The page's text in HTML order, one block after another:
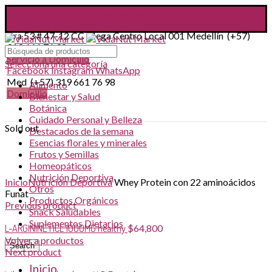
Cra 53 # 47-12 CC Mega Centro Local 001 Medellín (+57)
319 661 76 98
Servicio a Domicilio
FacebookInstagramWhatsApp
Med (+57) 319 661 76 98
Domicilio
Selecciona una categoría
Alimento
Bienestar y Salud
Botánica
Cuidado Personal y Belleza
Destacados de la semana
Esencias florales y minerales
Frutos y Semillas
Homeopáticos
Nutrición Deportiva
Otros
Productos Orgánicos
Snack Saludables
Suplementos Dietarios
Search
Inicio
Sold out
Click to enlarge
InicioNutrición DeportivaWhey Protein con 22 aminoácidos
Funat
Previous product
L-ARGININE HCL 1000MG healthy $64,800
Volver a productos
Next product